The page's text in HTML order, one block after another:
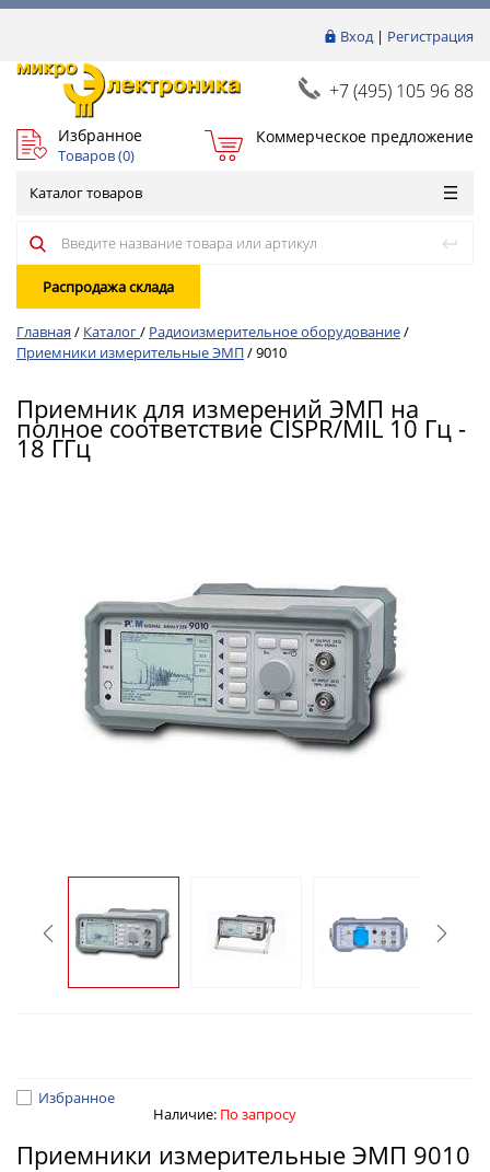
Вход| Регистрация
+7 (495) 105 96 88
Избранное
Товаров (0)
Коммерческое предложение
Каталог товаров
Распродажа склада
Главная / Каталог/ Радиоизмерительное оборудование/
Приемники измерительные ЭМП/9010
Приемник для измерений ЭМП на
полное соответствие CISPR/MIL 10 Гц -
18 ГГц
Избранное
Наличие: По запросу
Приемники измерительные ЭМП 9010